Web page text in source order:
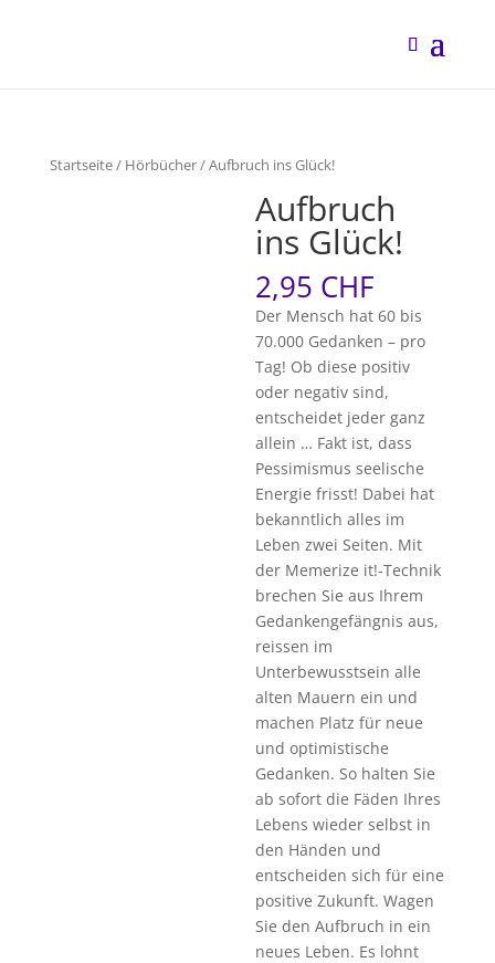
Startseite/ Hörbücher/ Aufbruch ins Glück!
Aufbruch
ins Glück!
2,95 CHF
Der Mensch hat 60 bis
70.000 Gedanken – pro
Tag! Ob diese positiv
oder negativ sind,
entscheidet jeder ganz
allein … Fakt ist, dass
Pessimismus seelische
Energie frisst! Dabei hat
bekanntlich alles im
Leben zwei Seiten. Mit
der Memerize it!-Technik
brechen Sie aus Ihrem
Gedankengefängnis aus,
reissen im
Unterbewusstsein alle
alten Mauern ein und
machen Platz für neue
und optimistische
Gedanken. So halten Sie
ab sofort die Fäden Ihres
Lebens wieder selbst in
den Händen und
entscheiden sich für eine
positive Zukunft. Wagen
Sie den Aufbruch in ein
neues Leben. Es lohnt